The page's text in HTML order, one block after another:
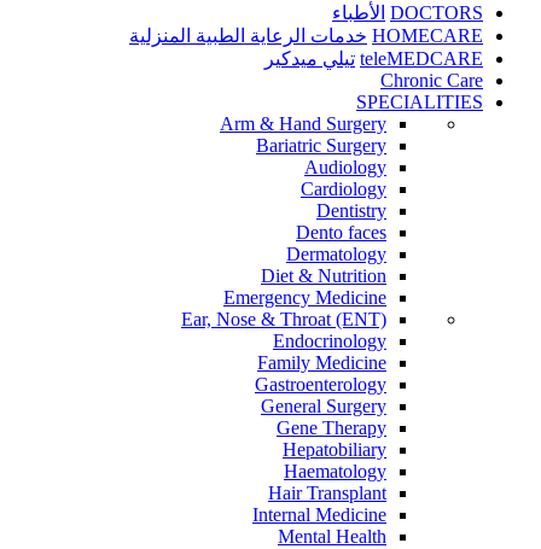
DOCTORS الأطباء
HOMECARE خدمات الرعاية الطبية المنزلية
teleMEDCARE تيلي ميدكير
Chronic Care
SPECIALITIES
Arm & Hand Surgery
Bariatric Surgery
Audiology
Cardiology
Dentistry
Dento faces
Dermatology
Diet & Nutrition
Emergency Medicine
Ear, Nose & Throat (ENT)
Endocrinology
Family Medicine
Gastroenterology
General Surgery
Gene Therapy
Hepatobiliary
Haematology
Hair Transplant
Internal Medicine
Mental Health